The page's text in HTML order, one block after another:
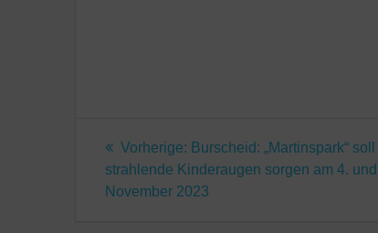
Vorherige: Vorheriger
Beitrag:
Burscheid: „Martinspark“
strahlende Kinderaugen sorgen am 4.
November 2023